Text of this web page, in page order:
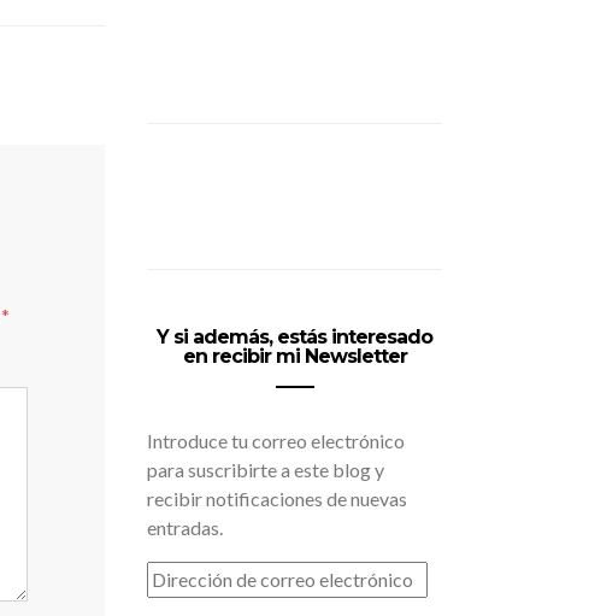
*
Y si además, estás interesado
en recibir mi Newsletter
Introduce tu correo electrónico
para suscribirte a este blog y
recibir notificaciones de nuevas
entradas.
DIRECCIÓN
DE